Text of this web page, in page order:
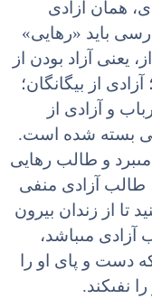
همان آزادى
باید «رهایى»
یعنى آزاد بودن از
از بیگانگان؛
و آزادى از
بسته شده است.
و طالب رهایى
طالب آزادى منفى
تا از زندان بیرون
مى‏باشد،
و پاى او را
نفى‏کند.